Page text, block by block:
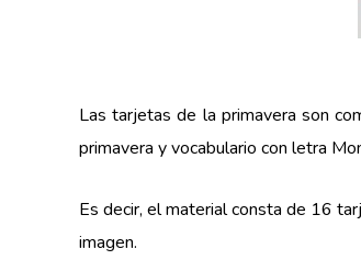
Las tarjetas de la primavera son
primavera y vocabulario con letra
Es decir, el material consta de 16
imagen.